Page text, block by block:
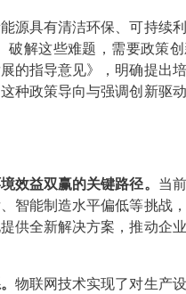
源具有清洁环保、可持续
解这些难题，需要政策
的指导意见》，明确提出
种政策导向与强调创新驱
效益双赢的关键路径。 当
智能制造水平偏低等挑战
供全新解决方案，推动企业
物联网技术实现了对生产